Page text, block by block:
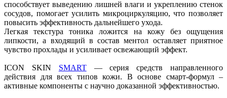
способствует выведению лишней влаги и укреплению стенок
сосудов, помогает усилить микроциркуляцию, что позволяет
повысить эффективность дальнейшего ухода.
Легкая текстура тоника ложится на кожу без ощущения
липкости, а входящий в состав ментол оставляет приятное
чувство прохлады и усиливает освежающий эффект.
ICON SKIN SMART— серия средств направленного
действия для всех типов кожи. В основе смарт-формул –
активные компоненты с научно доказанной эффективностью.